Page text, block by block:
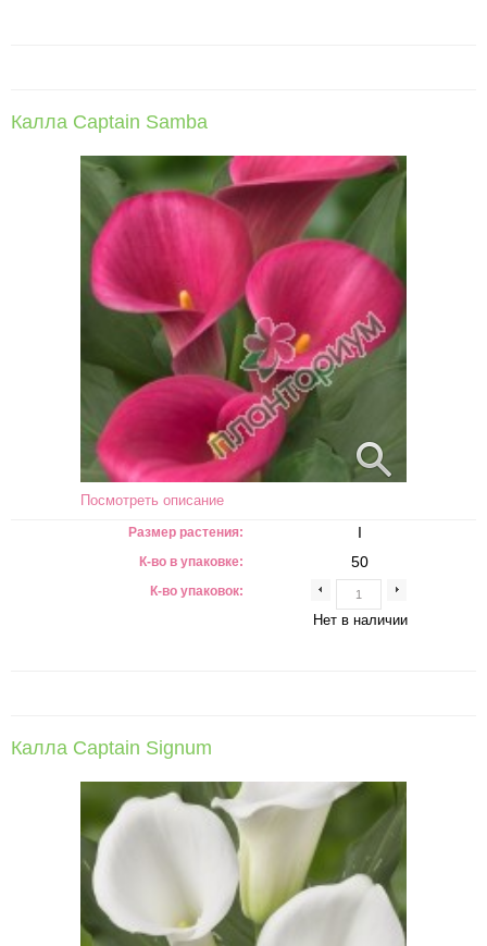
Калла Captain Samba
Посмотреть описание
Размер растения:
К-во в упаковке:
К-во упаковок:
I
50
Нет в наличии
Калла Captain Signum